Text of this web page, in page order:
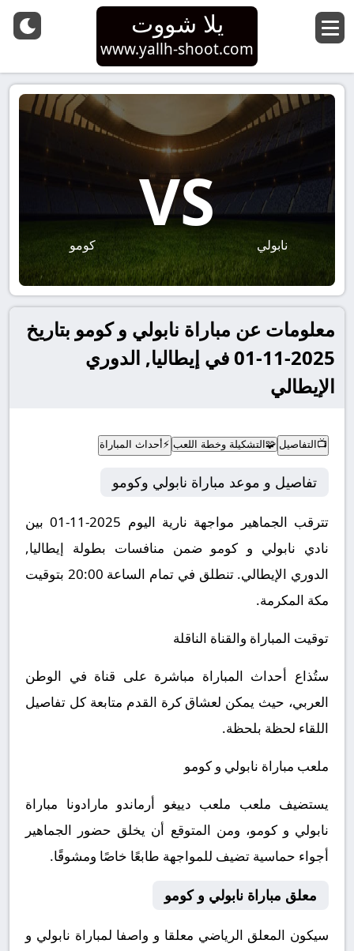
يلا شووت
www.yallh-shoot.com
نابولي
VS
كومو
معلومات عن مباراة نابولي و كومو بتاريخ
2025-11-01 في إيطاليا, الدوري
الإيطالي
📺 التفاصيل 🧩 التشكيلة وخطة اللعب ⚡ أحداث المباراة
تفاصيل و موعد مباراة نابولي وكومو
تترقب الجماهير مواجهة نارية اليوم 2025-11-01 بين
نادي نابولي و كومو ضمن منافسات بطولة إيطاليا,
الدوري الإيطالي.
تنطلق في تمام الساعة 20:00 بتوقيت
مكة المكرمة.
توقيت المباراة والقناة الناقلة
ستُذاع أحداث المباراة مباشرة على قناة في الوطن
العربي، حيث يمكن لعشاق كرة القدم متابعة كل تفاصيل
اللقاء لحظة بلحظة.
ملعب مباراة نابولي و كومو
يستضيف ملعب ملعب دييغو أرماندو مارادونا مباراة
نابولي و كومو، ومن المتوقع أن يخلق حضور الجماهير
أجواء حماسية تضيف للمواجهة طابعًا خاصًا ومشوقًا.
معلق مباراة نابولي و كومو
سيكون المعلق الرياضي معلقا و واصفا لمباراة نابولي و